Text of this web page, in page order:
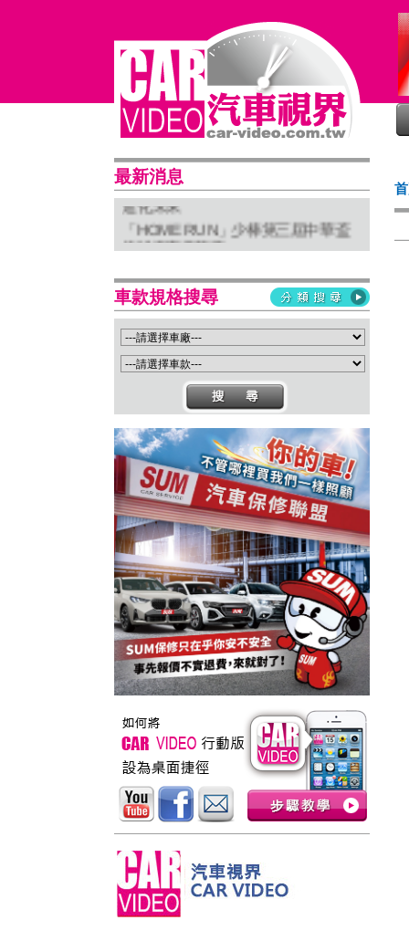
最新消息
普利司通穩馭前行 四大系列改款齊發
進化未來
「HOME RUN」少棒第三屆中華盃
棒球賽完美落幕
點台中亮相
Suzuki 新北土城旗艦店盛大開幕
Isuzu屏東2S新據點開幕 強化南台灣
服務網絡
車款規格搜尋